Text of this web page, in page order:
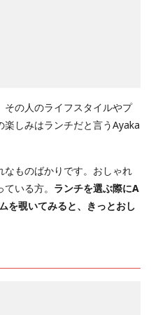
その人のライフスタイルやプ
しみはランチだと言うAyaka
なものばかりです。おしゃれ
いる方。 ランチを選ぶ際にA
覗いてみると、きっとおし